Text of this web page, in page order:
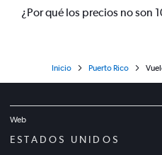
¿Por qué los precios no son
Inicio Puerto Rico
Web
ESTADOS UNIDOS